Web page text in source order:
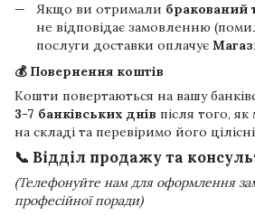
Якщо ви отримали бракований
не відповідає замовленню
послуги доставки оплачує
💰 Повернення коштів
Кошти повертаються на вашу
3-7 банківських днів після того,
на складі та перевіримо його
📞 Відділ продажу та
(Телефонуйте нам для оформлення
професійної поради)